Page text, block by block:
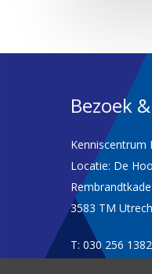
Bezoek
Kenniscentrum
Locatie: De
3583 TM
T: 030 256 1382